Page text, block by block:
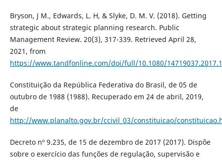
Bryson, J M., Edwards, L. H, & Slyke, D. M. V. (2018). Getting
strategic about strategic planning research. Public
Management Review. 20(3), 317-339. Retrieved April 28,
2021, from
https://www.tandfonline.com/doi/full/10.1080/
Constituição da República Federativa do Brasil, de 05 de
outubro de 1988 (1988). Recuperado em 24 de abril, 2019,
de
http://www.planalto.gov.br/ccivil_03/constituicao/
Decreto nº 9.235, de 15 de dezembro de 2017 (2017). Dispõe
sobre o exercício das funções de regulação, supervisão e